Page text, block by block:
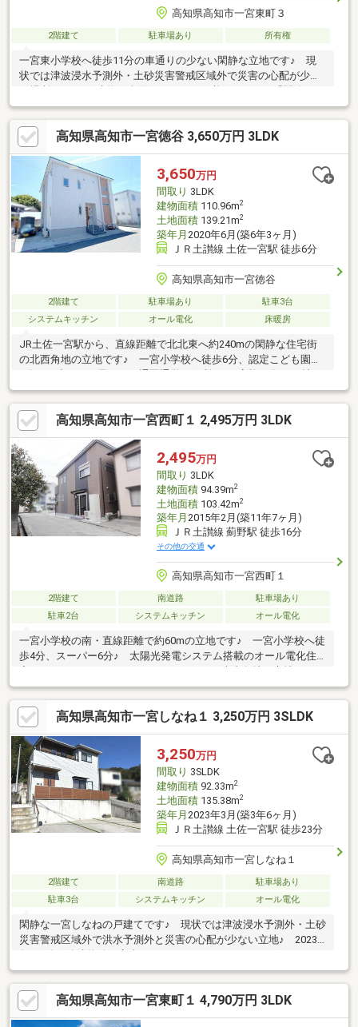
高知県高知市一宮東町３
2階建て 駐車場あり 所有権
一宮東小学校へ徒歩11分の車通りの少ない閑静な立地です♪ 現
状では津波浸水予測外・土砂災害警戒区域外で災害の心配が少な
「災害の心配が少ない」立地を活かしてリフォームし、そのまま
お住まいになっても、収益物件として賃貸することも可能な物件
です♪
高知県高知市一宮徳谷 3,650万円 3LDK
3,650万円
間取り 3LDK
建物面積110.96m2
土地面積139.21m2
築年月 2020年6月(築6年3ヶ月)
ＪＲ土讃線 土佐一宮駅 徒歩6分
高知県高知市一宮徳谷
2階建て 駐車場あり
駐車3台
システムキッチン
オール電化 床暖房
JR土佐一宮駅から、直線距離で北北東へ約240mの閑静な住宅街
の北西角地の立地です♪ 一宮小学校へ徒歩6分、認定こども園へ
7分と、小さなお子さまの通園通学に便利♪ ご家族が集う18帖リ
ビングは吹抜けで、明るく開放的な空間となっています♪ 2階の
12帖洋室は、間仕切りで6帖洋室×2室に間取り変更可能ですの
で、成長に合わせてご利用いただけます♪ 太陽光発電システム搭
載のオール電化住宅で、冬にうれしい床暖房付♪ お車も3台駐車
可能です♪
高知県高知市一宮西町１ 2,495万円 3LDK
2,495万円
間取り 3LDK
建物面積94.39m2
土地面積103.42m2
築年月 2015年2月(築11年7ヶ月)
ＪＲ土讃線 薊野駅 徒歩16分
その他の交通
高知県高知市一宮西町１
2階建て 南道路
駐車場あり
駐車2台
システムキッチン オール電化
一宮小学校の南・直線距離で約60mの立地です♪ 一宮小学校へ徒
歩4分、スーパー6分♪ 太陽光発電システム搭載のオール電化住
で、日当たり・風通し良好♪ 室内の壁面などには随所にニッチ収
納スペースがあり、収納だけでなくお花を飾ったりするなどお部
屋を明るくする設備があります♪ 2台駐車可能です♪ 所有者さ
ま居住中ですが、内見の手配いたします♪
高知県高知市一宮しなね１ 3,250万円 3SLDK
3,250万円
間取り 3SLDK
建物面積92.33m2
土地面積135.38m2
築年月 2023年3月(築3年6ヶ月)
ＪＲ土讃線 土佐一宮駅 徒歩23分
高知県高知市一宮しなね１
2階建て 南道路
駐車場あり
駐車3台
システムキッチン オール電化
閑静な一宮しなねの戸建てです♪ 現状では津波浸水予測外・土砂
災害警戒区域外で洪水予測外と災害の心配が少ない立地♪ 2023
年3月築の築浅物件で室内もきれいです♪ IHクッキングヒーター
や浴室乾燥機、ホスクリーン（室内物干し）など設備も充実して
います♪ 3台駐車可能です♪
高知県高知市一宮東町１ 4,790万円 3LDK